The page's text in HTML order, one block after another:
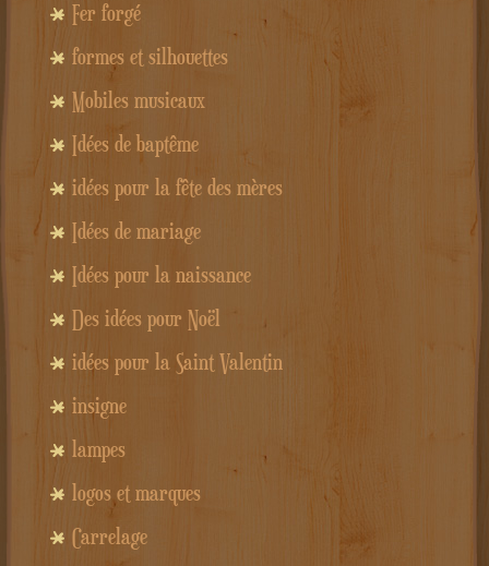
Fer forgé
formes et silhouettes
Mobiles musicaux
Idées de baptême
idées pour la fête des mères
Idées de mariage
Idées pour la naissance
Des idées pour Noël
idées pour la Saint Valentin
insigne
lampes
logos et marques
Carrelage